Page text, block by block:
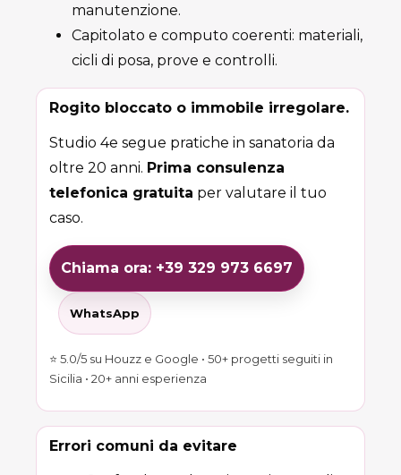
manutenzione.
Capitolato e computo coerenti: materiali,
cicli di posa, prove e controlli.
Rogito bloccato o immobile irregolare.
Studio 4e segue pratiche in sanatoria da
oltre 20 anni. Prima consulenza
telefonica gratuita per valutare il tuo
caso.
Chiama ora: +39 329 973 6697
WhatsApp
⭐ 5.0/5 su Houzz e Google • 50+ progetti seguiti in
Sicilia • 20+ anni esperienza
Errori comuni da evitare